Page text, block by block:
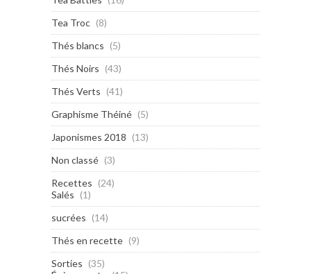
Tea Troc (8)
Thés blancs (5)
Thés Noirs (43)
Thés Verts (41)
Graphisme Théiné (5)
Japonismes 2018 (13)
Non classé (3)
Recettes (24)
Salés (1)
sucrées (14)
Thés en recette (9)
Sorties (35)